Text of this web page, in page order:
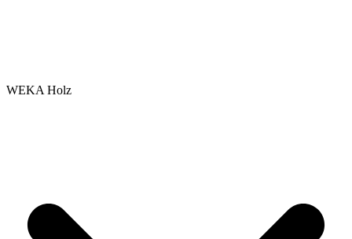
WEKA Holz